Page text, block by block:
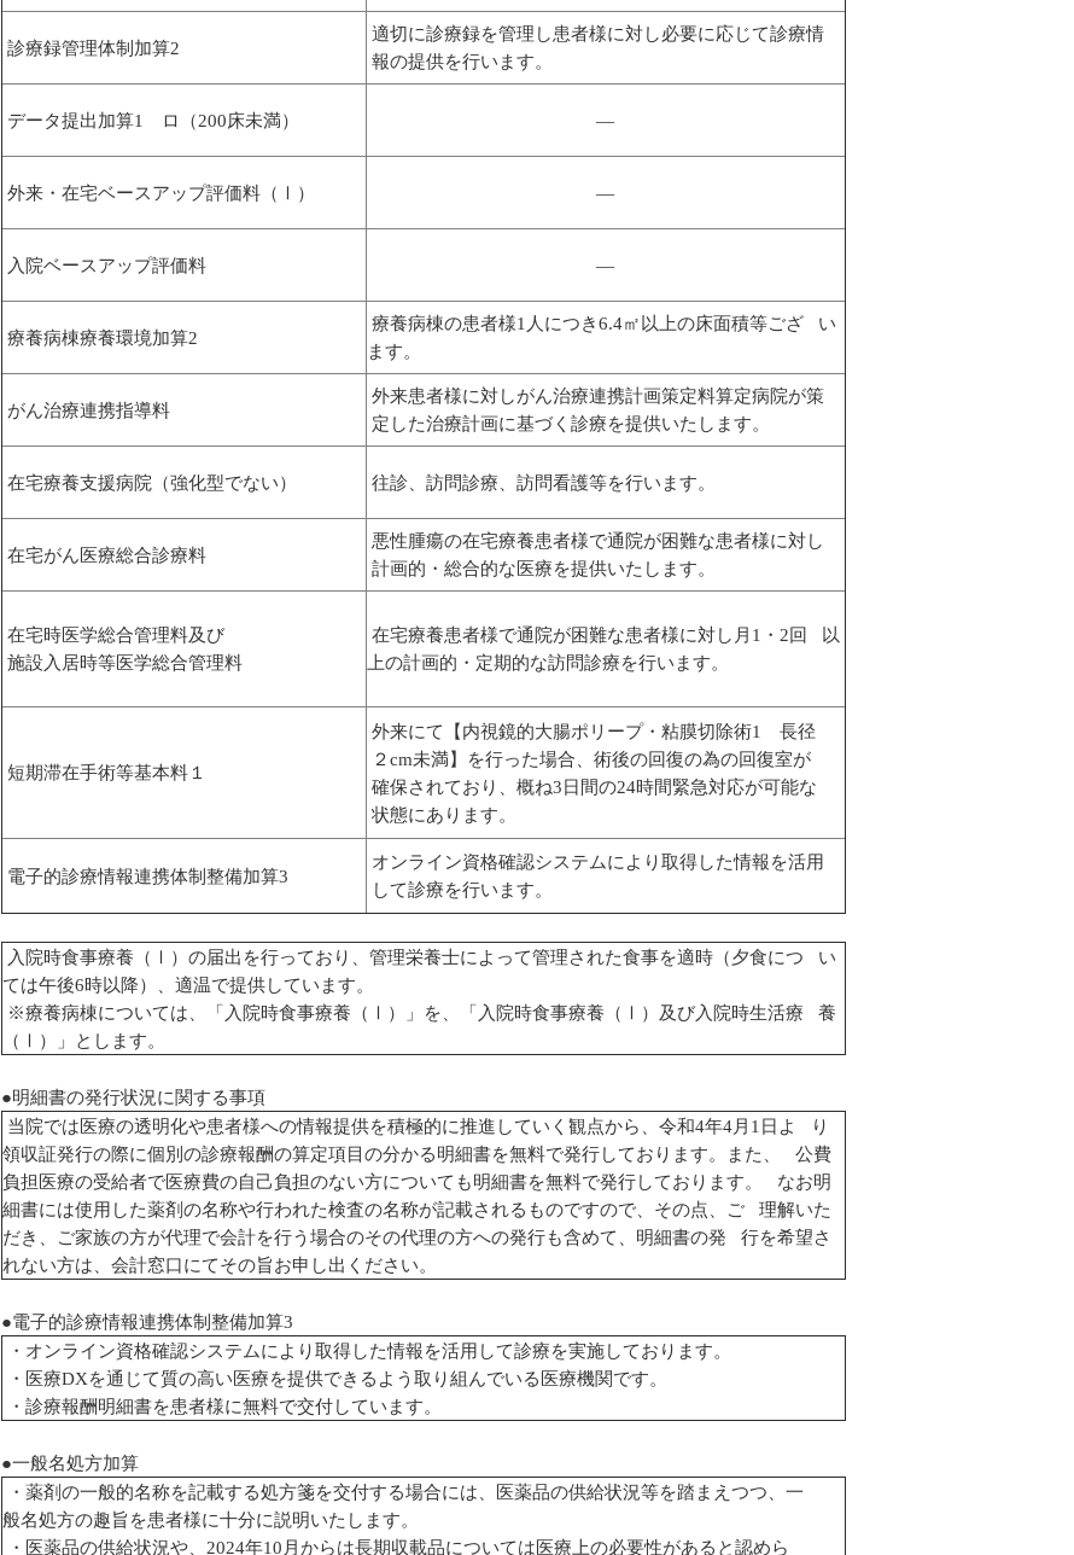
診療録管理体制加算2
適切に診療録を管理し患者様に対し必要に応じて診療情
報の提供を行います。
データ提出加算1 ロ（200床未満） ―
外来・在宅ベースアップ評価料（Ⅰ） ―
入院ベースアップ評価料 ―
療養病棟療養環境加算2
療養病棟の患者様1人につき6.4㎡以上の床面積等ござ い
ます。
がん治療連携指導料
外来患者様に対しがん治療連携計画策定料算定病院が策
定した治療計画に基づく診療を提供いたします。
在宅療養支援病院（強化型でない） 往診、訪問診療、訪問看護等を行います。
在宅がん医療総合診療料
悪性腫瘍の在宅療養患者様で通院が困難な患者様に対し
計画的・総合的な医療を提供いたします。
在宅時医学総合管理料及び
施設入居時等医学総合管理料
在宅療養患者様で通院が困難な患者様に対し月1・2回 以
上の計画的・定期的な訪問診療を行います。
短期滞在手術等基本料１
外来にて【内視鏡的大腸ポリープ・粘膜切除術1 長径
２cm未満】を行った場合、術後の回復の為の回復室が
確保されており、概ね3日間の24時間緊急対応が可能な
状態にあります。
電子的診療情報連携体制整備加算3
オンライン資格確認システムにより取得した情報を活用
して診療を行います。
入院時食事療養（Ⅰ）の届出を行っており、管理栄養士によって管理された食事を適時（夕食につ い
ては午後6時以降）、適温で提供しています。
※療養病棟については、「入院時食事療養（Ⅰ）」を、「入院時食事療養（Ⅰ）及び入院時生活療 養
（Ⅰ）」とします。
●明細書の発行状況に関する事項
当院では医療の透明化や患者様への情報提供を積極的に推進していく観点から、令和4年4月1日よ り
領収証発行の際に個別の診療報酬の算定項目の分かる明細書を無料で発行しております。また、 公費
負担医療の受給者で医療費の自己負担のない方についても明細書を無料で発行しております。 なお明
細書には使用した薬剤の名称や行われた検査の名称が記載されるものですので、その点、ご 理解いた
だき、ご家族の方が代理で会計を行う場合のその代理の方への発行も含めて、明細書の発 行を希望さ
れない方は、会計窓口にてその旨お申し出ください。
●電子的診療情報連携体制整備加算3
・オンライン資格確認システムにより取得した情報を活用して診療を実施しております。
・医療DXを通じて質の高い医療を提供できるよう取り組んでいる医療機関です。
・診療報酬明細書を患者様に無料で交付しています。
●一般名処方加算
・薬剤の一般的名称を記載する処方箋を交付する場合には、医薬品の供給状況等を踏まえつつ、一
般名処方の趣旨を患者様に十分に説明いたします。
・医薬品の供給状況や、2024年10月からは長期収載品については医療上の必要性があると認めら